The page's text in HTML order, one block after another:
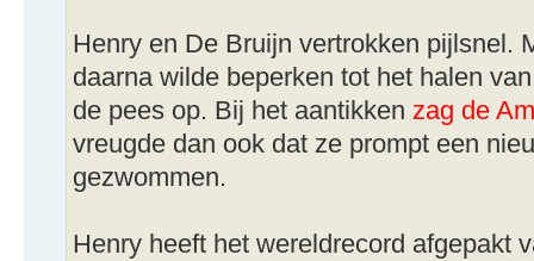
Henry en De Bruijn vertrokken pijlsnel.
daarna wilde beperken tot het halen
de pees op. Bij het aantikken zag de
vreugde dan ook dat ze prompt een
gezwommen.
Henry heeft het wereldrecord afgepakt